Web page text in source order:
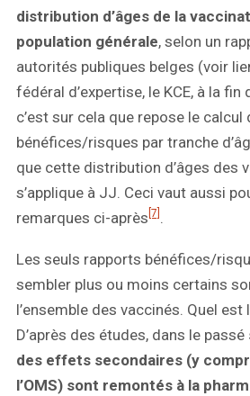
distribution d’âges de la
population générale, selon un
autorités publiques belges (voir
fédéral d’expertise, le KCE, à la fin
c’est sur cela que repose le calcul
bénéfices/risques par tranche
que cette distribution d’âges des
s’applique à JJ. Ceci vaut aussi
remarques ci-après [7] .
Les seuls rapports bénéfices/
sembler plus ou moins certains
l’ensemble des vaccinés. Quel est
D’après des études, dans le passé
des effets secondaires (y
l’OMS) sont remontés à la